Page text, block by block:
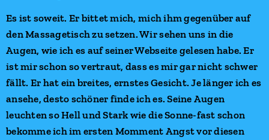
Es ist soweit. Er bittet mich, mich ihm gegenüber auf
den Massagetisch zu setzen. Wir sehen uns in die
Augen, wie ich es auf seiner Webseite gelesen habe. Er
ist mir schon so vertraut, dass es mir gar nicht schwer
fällt. Er hat ein breites, ernstes Gesicht. Je länger ich es
ansehe, desto schöner finde ich es. Seine Augen
leuchten so Hell und Stark wie die Sonne-fast schon
bekomme ich im ersten Momment Angst vor diesen